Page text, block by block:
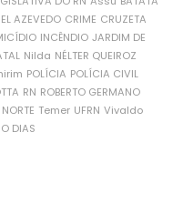
AZEVEDO CRIME CRUZETA
INCÊNDIO JARDIM DE
Nilda NÉLTER QUEIROZ
POLÍCIA POLÍCIA CIVIL
RN ROBERTO GERMANO
Temer UFRN Vivaldo
DIAS